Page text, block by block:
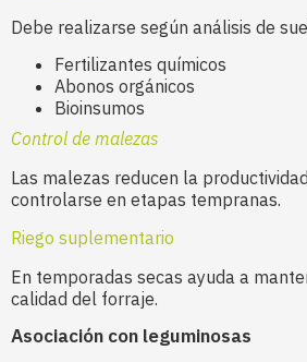
Debe realizarse según análisis de
Fertilizantes químicos
Abonos orgánicos
Bioinsumos
Control de malezas
Las malezas reducen la
controlarse en etapas tempranas.
Riego suplementario
En temporadas secas ayuda a
calidad del forraje.
Asociación con leguminosas